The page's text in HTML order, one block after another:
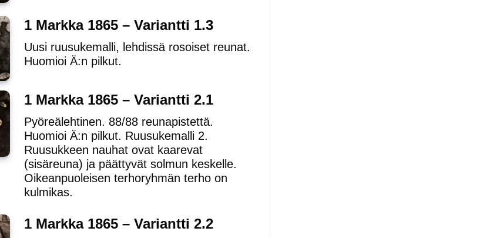
1 Markka 1865 – Variantti 1.3
Uusi ruusukemalli, lehdissä rosoiset reunat.
Huomioi Ä:n pilkut.
1 Markka 1865 – Variantti 2.1
Pyöreälehtinen. 88/88 reunapistettä.
Huomioi Ä:n pilkut. Ruusukemalli 2.
Ruusukkeen nauhat ovat kaarevat
(sisäreuna) ja päättyvät solmun keskelle.
Oikeanpuoleisen terhoryhmän terho on
kulmikas.
1 Markka 1865 – Variantti 2.2